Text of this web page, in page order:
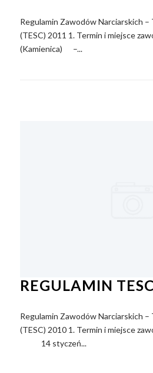
Regulamin Zawodów Narciarskich –
(TESC) 2011 1. Termin i miejsce
(Kamienica) –...
REGULAMIN
Regulamin Zawodów Narciarskich –
(TESC) 2010 1. Termin i miejsce
14 styczeń...